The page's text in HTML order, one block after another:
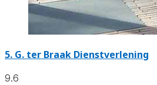
5. G. ter Braak Dienstverlening
9.6